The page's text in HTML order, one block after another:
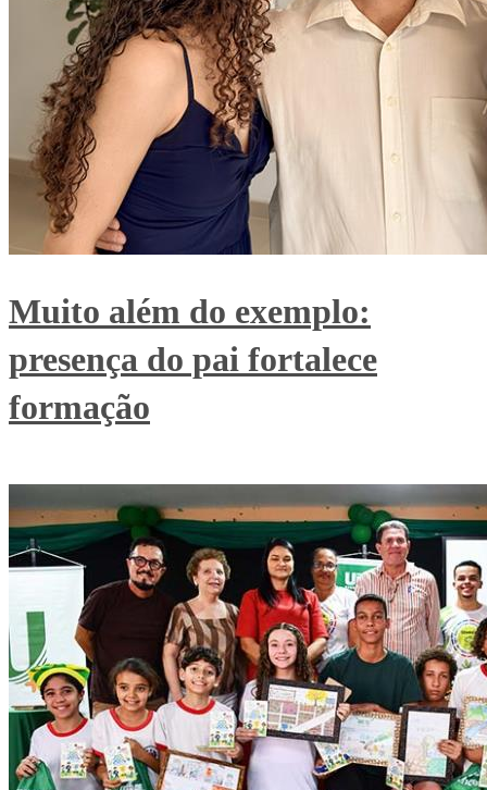
Muito além do exemplo:
presença do pai fortalece
formação